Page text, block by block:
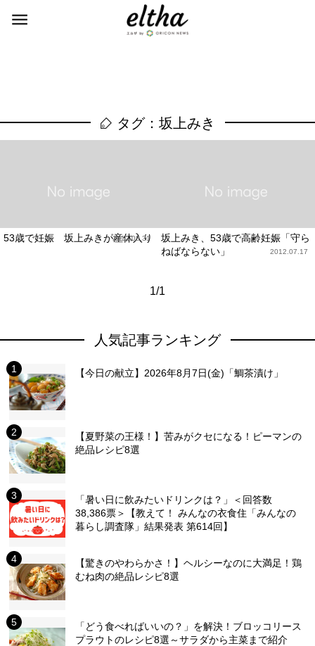
タグ：坂上みき
53歳で妊娠 坂上みきが産休入り
2012.08.31
坂上みき、53歳で高齢妊娠「守ら
ねばならない」
2012.07.17
1/1
人気記事ランキング
【今日の献立】2026年8月7日(金)「鯛茶漬け」
【夏野菜の王様！】苦みがクセになる！ピーマンの
絶品レシピ8選
「暑い日に飲みたいドリンクは？」＜回答数
38,386票＞【教えて！ みんなの衣食住「みんなの
暮らし調査隊」結果発表 第614回】
【驚きのやわらかさ！】ヘルシーなのに大満足！鶏
むね肉の絶品レシピ8選
「どう食べればいいの？」を解決！ブロッコリース
プラウトのレシピ8選～サラダから主菜まで紹介